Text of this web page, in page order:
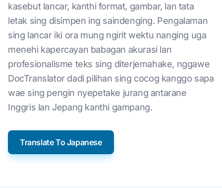
kasebut lancar, kanthi format, gambar, lan tata
letak sing disimpen ing saindenging. Pengalaman
sing lancar iki ora mung ngirit wektu nanging uga
menehi kapercayan babagan akurasi lan
profesionalisme teks sing diterjemahake, nggawe
DocTranslator dadi pilihan sing cocog kanggo sapa
wae sing pengin nyepetake jurang antarane
Inggris lan Jepang kanthi gampang.
Translate To Japanese